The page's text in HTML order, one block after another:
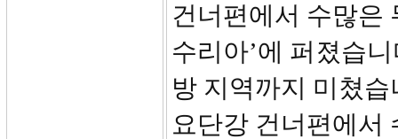
건너편에서 수많은
수리아’에 퍼졌습
방 지역까지 미쳤
요단강 건너편에서